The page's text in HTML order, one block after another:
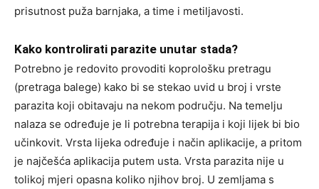
prisutnost puža barnjaka, a time i metiljavosti.
Kako kontrolirati parazite unutar stada?
Potrebno je redovito provoditi koprološku pretragu
(pretraga balege) kako bi se stekao uvid u broj i vrste
parazita koji obitavaju na nekom području. Na temelju
nalaza se određuje je li potrebna terapija i koji lijek bi bio
učinkovit. Vrsta lijeka određuje i način aplikacije, a pritom
je najčešća aplikacija putem usta. Vrsta parazita nije u
tolikoj mjeri opasna koliko njihov broj. U zemljama s